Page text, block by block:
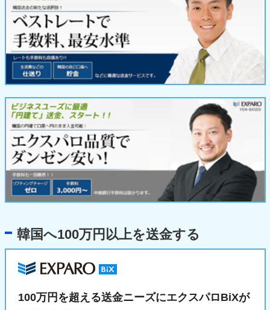
韓国へ100万円以上を送金する
100万円を超える送金ニーズにエクスパロBiXが